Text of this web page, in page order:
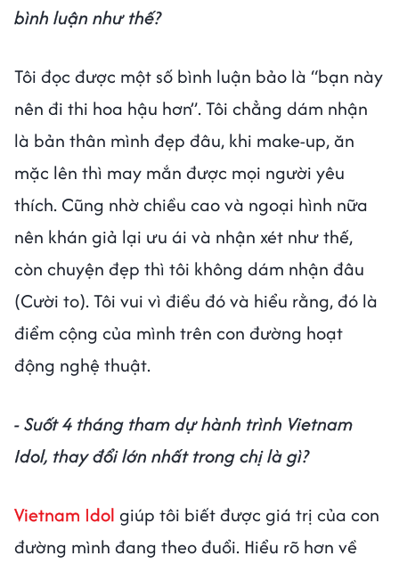
bình luận như thế?
Tôi đọc được một số bình luận bảo là “bạn này
nên đi thi hoa hậu hơn”. Tôi chẳng dám nhận
là bản thân mình đẹp đâu, khi make-up, ăn
mặc lên thì may mắn được mọi người yêu
thích. Cũng nhờ chiều cao và ngoại hình nữa
nên khán giả lại ưu ái và nhận xét như thế,
còn chuyện đẹp thì tôi không dám nhận đâu
(Cười to). Tôi vui vì điều đó và hiểu rằng, đó là
điểm cộng của mình trên con đường hoạt
động nghệ thuật.
- Suốt 4 tháng tham dự hành trình Vietnam
Idol, thay đổi lớn nhất trong chị là gì?
Vietnam Idol giúp tôi biết được giá trị của con
đường mình đang theo đuổi. Hiểu rõ hơn về